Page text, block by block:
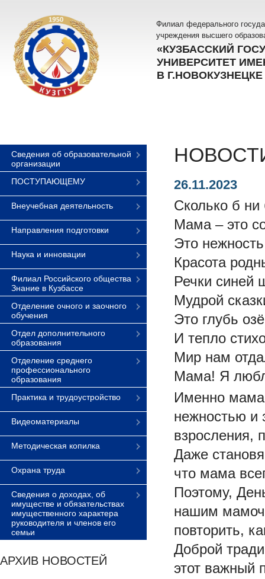
Филиал федерального
учреждения высшего
«КУЗБАССКИЙ
УНИВЕРСИТЕТ
В Г.НОВОКУЗНЕЦКЕ
Сведения об образовательной
организации
ПОСТУПАЮЩЕМУ
Внеучебная деятельность
Направления подготовки
Наука и инновации
Филиал Российского общества
Знание в Кузбассе
Отделение очного и заочного
обучения
Отдел дополнительного
образования
Отделение среднего
профессионального
образования
Практика и трудоустройство
Видеоматериалы
Методическая копилка
Охрана труда
Сведения о доходах, об
имуществе и обязательствах
имущественного характера
руководителя и членов его
семьи
АРХИВ НОВОСТЕЙ
26.11.2023
Сколько б
Мама – это
Это
Красота
Речки синей
Мудрой
Это глубь
И тепло
Мир нам
Мама! Я
Именно мама
нежностью и
взросления,
Даже
что мама
Поэтому,
нашим
повторить,
Доброй
этот важный